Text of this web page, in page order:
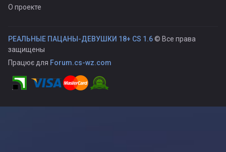
О проекте
РЕАЛЬНЫЕ ПАЦАНЫ-ДЕВУШКИ 18+ CS 1.6© Все права
защищены
Працює для Forum.cs-wz.com